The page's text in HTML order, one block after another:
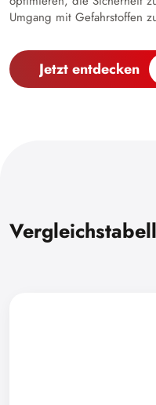
Umgang mit Gefahrstoffen
Jetzt entdecken